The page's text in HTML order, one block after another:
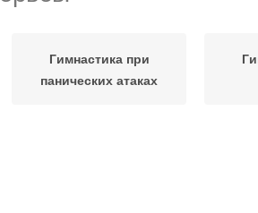
Гимнастика при
панических атаках